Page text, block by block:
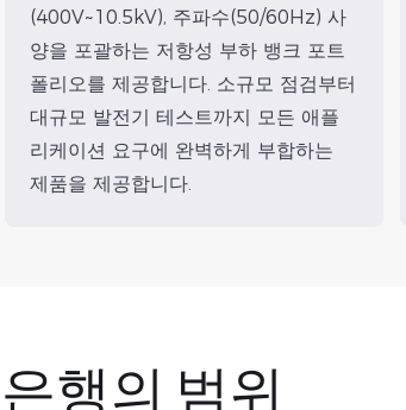
(400V~10.5kV), 주파수(50/60Hz) 사
양을 포괄하는 저항성 부하 뱅크 포트
폴리오를 제공합니다. 소규모 점검부터
대규모 발전기 테스트까지 모든 애플
리케이션 요구에 완벽하게 부합하는
제품을 제공합니다.
행의 범위